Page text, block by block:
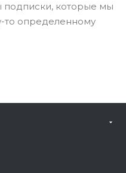
которые мы
то определенному